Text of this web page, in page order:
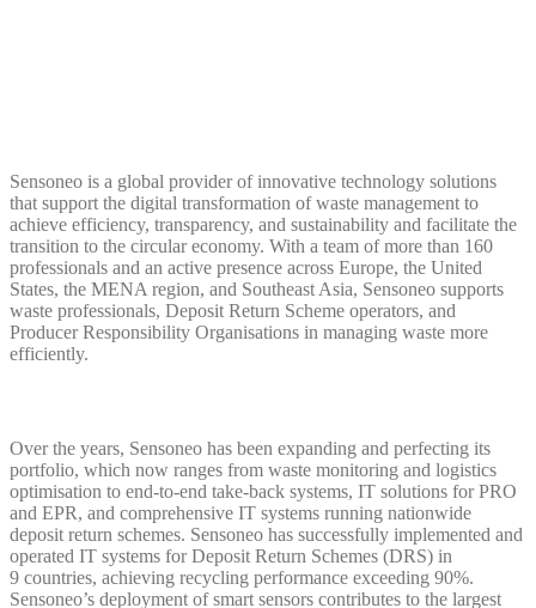
Sensoneo is a global provider of innovative technology solutions
that support the digital transformation of waste management to
achieve efficiency, transparency, and sustainability and facilitate the
transition to the circular economy. With a team of more than 160
professionals and an active presence across Europe, the United
States, the MENA region, and Southeast Asia, Sensoneo supports
waste professionals, Deposit Return Scheme operators, and
Producer Responsibility Organisations in managing waste more
efficiently.
Over the years, Sensoneo has been expanding and perfecting its
portfolio, which now ranges from waste monitoring and logistics
optimisation to end-to-end take-back systems, IT solutions for PRO
and EPR, and comprehensive IT systems running nationwide
deposit return schemes. Sensoneo has successfully implemented and
operated IT systems for Deposit Return Schemes (DRS) in
9 countries, achieving recycling performance exceeding 90%.
Sensoneo’s deployment of smart sensors contributes to the largest